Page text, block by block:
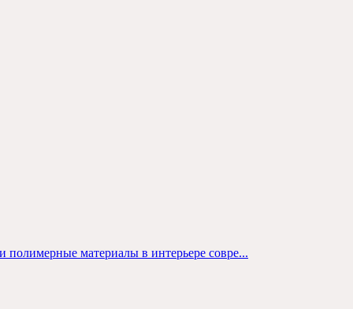
полимерные материалы в интерьере совре...